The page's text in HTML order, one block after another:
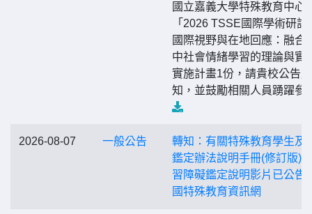
國立嘉義大學特殊教育中心
「2026 TSSE國際學術研討
國際視野與在地回應：融合
中社會情緒學習的理論與實
實施計畫1份，請貴校公告周
知，並鼓勵相關人員踴躍參
2026-08-07 一般公告
轉知：有關特殊教育學生及
鑑定辦法說明手冊(修訂版)
習障礙鑑定說明影片已公告
國特殊教育資訊網